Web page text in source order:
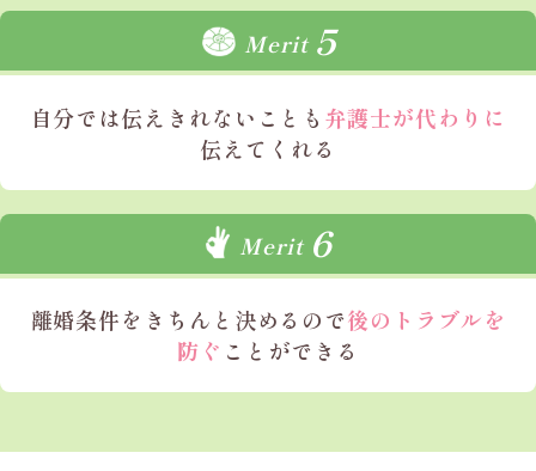
Merit 5
自分では伝えきれないことも 弁護士が代わりに
伝えてくれる
Merit 6
離婚条件を きちんと決めるので後のトラブルを
防ぐ ことができる